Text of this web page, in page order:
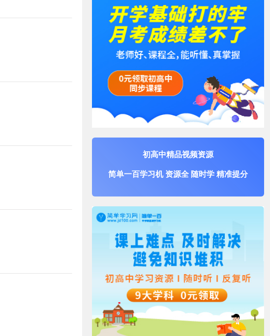
初高中精品视频资源
简单一百学习机 资源全 随时学 精准提分